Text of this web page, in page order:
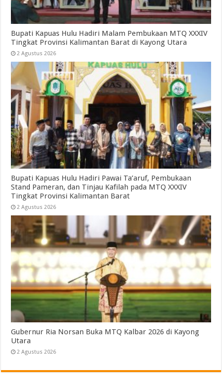
Bupati Kapuas Hulu Hadiri Malam Pembukaan MTQ XXXIV
Tingkat Provinsi Kalimantan Barat di Kayong Utara
2 Agustus 2026
Bupati Kapuas Hulu Hadiri Pawai Ta’aruf, Pembukaan
Stand Pameran, dan Tinjau Kafilah pada MTQ XXXIV
Tingkat Provinsi Kalimantan Barat
2 Agustus 2026
Gubernur Ria Norsan Buka MTQ Kalbar 2026 di Kayong
Utara
2 Agustus 2026